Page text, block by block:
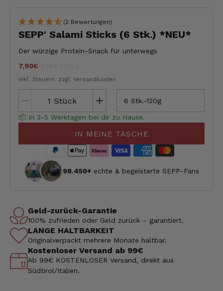
(2 Bewertungen)
SEPP' Salami Sticks (6 Stk.) *NEU*
Der würzige Protein-Snack für unterwegs
7,90€
Inkl. Steuern. zzgl. Versandkosten
Stück 6 Stk.-120g
📦 In 3-5 Werktagen bei dir zu Hause.
IN MEINE TASCHE
98.450+ echte & begeisterte SEPP-Fans
Geld-zurück-Garantie
100% zufrieden oder Geld zurück – garantiert.
LANGE HALTBARKEIT
Originalverpackt mehrere Monate haltbar.
Kostenloser Versand ab 99€
Ab 99€ KOSTENLOSER Versand, direkt aus
Südtirol/Italien.